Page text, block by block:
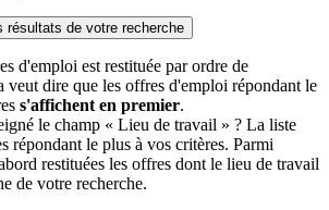
résultats de votre recherche
d'emploi est restituée par ordre de
veut dire que les offres d'emploi répondant le
s'affichent en premier.
le champ « Lieu de travail » ? La liste
répondant le plus à vos critères. Parmi
restituées les offres dont le lieu de travail
de votre recherche.